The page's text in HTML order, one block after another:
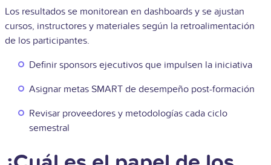
Los resultados se monitorean en dashboards y se ajustan
cursos, instructores y materiales según la retroalimentación
de los participantes.
Definir sponsors ejecutivos que impulsen la iniciativa
Asignar metas SMART de desempeño post-formación
Revisar proveedores y metodologías cada ciclo
semestral